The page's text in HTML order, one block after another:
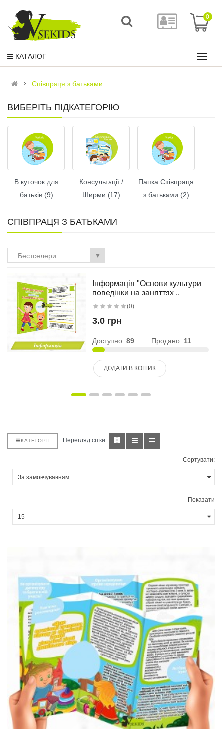
0
КАТАЛОГ
Співпраця з батьками
ВИБЕРІТЬ ПІДКАТЕГОРІЮ
В куточок для
батьків (9)
Консультації /
Ширми (17)
Папка Співпраця
з батьками (2)
СПІВПРАЦЯ З БАТЬКАМИ
Бестселери ▼
Інформація "Основи культури
поведінки на заняттях ..
(0)
3.0 грн
Доступно: 89 Продано: 11
ДОДАТИ В КОШИК
КАТЕГОРІЇ Перегляд сітки:
Сортувати:
Показати